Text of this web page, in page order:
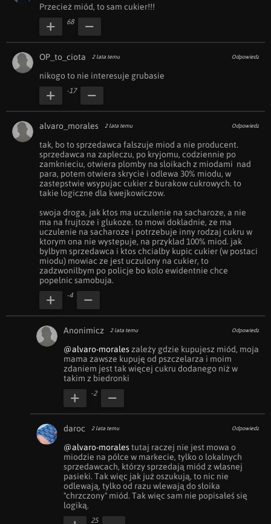
Przecież miód, to sam cukier!!!
68
OP_to_ciota 2 lata temu Odpowiedz
nikogo to nie interesuje grubasie
-17
alvaro_morales 2 lata temu Odpowiedz
tak, bo to sprzedawca falszuje miod a nie producent.
sprzedawca na zapleczu, po kryjomu, codziennie po
zamknieciu, otwiera plomby na sloikach z miodami  nad
para, potem otwiera skrycie i odlewa 30% miodu, w
zastepstwie wsypujac cukier z burakow cukrowych. to
takie logiczne dla kwejkowiczow.
swoja droga, jak ktos ma uczulenie na sacharoze, a nie
ma na frujtoze i glukoze. to mowi dokladnie, ze ma
uczulenie na sacharoze i potrzebuje inny rodzaj cukru w
ktorym ona nie wystepuje, na przyklad 100% miod. jak
bylbym sprzedawca i ktos chcialby kupic cukier (w postaci
miodu) mowiac ze jest uczulony na cukier, to
zadzwonilbym po policje bo kolo ewidentnie chce
popelnic samobuja.
-4
Anonimicz 2 lata temu Odpowiedz
@alvaro-morales zależy gdzie kupujesz miód, moja
mama zawsze kupuję od pszczelarza i moim
zdaniem jest tak więcej cukru dodanego niż w
takim z biedronki
-2
daroc 2 lata temu Odpowiedz
@alvaro-morales tutaj raczej nie jest mowa o
miodzie na półce w markecie, tylko o lokalnych
sprzedawcach, którzy sprzedają miód z własnej
pasieki. Tak więc jak już oszukują, to nic nie
odlewają, tylko od razu wlewają do słoika
"chrzczony" miód. Tak więc sam nie popisałeś się
logiką.
25